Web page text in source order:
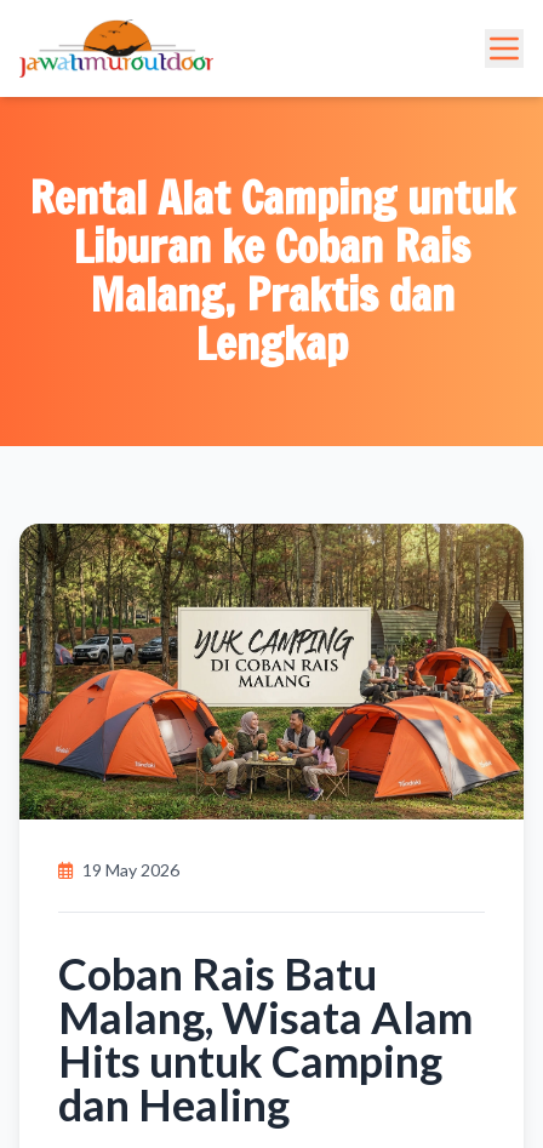
Rental Alat Camping untuk
Liburan ke Coban Rais
Malang, Praktis dan
Lengkap
19 May 2026
Coban Rais Batu
Malang, Wisata Alam
Hits untuk Camping
dan Healing